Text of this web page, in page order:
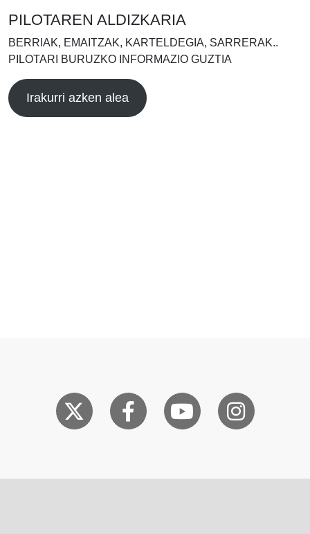
PILOTAREN ALDIZKARIA
BERRIAK, EMAITZAK, KARTELDEGIA, SARRERAK..
PILOTARI BURUZKO INFORMAZIO GUZTIA
Irakurri azken alea